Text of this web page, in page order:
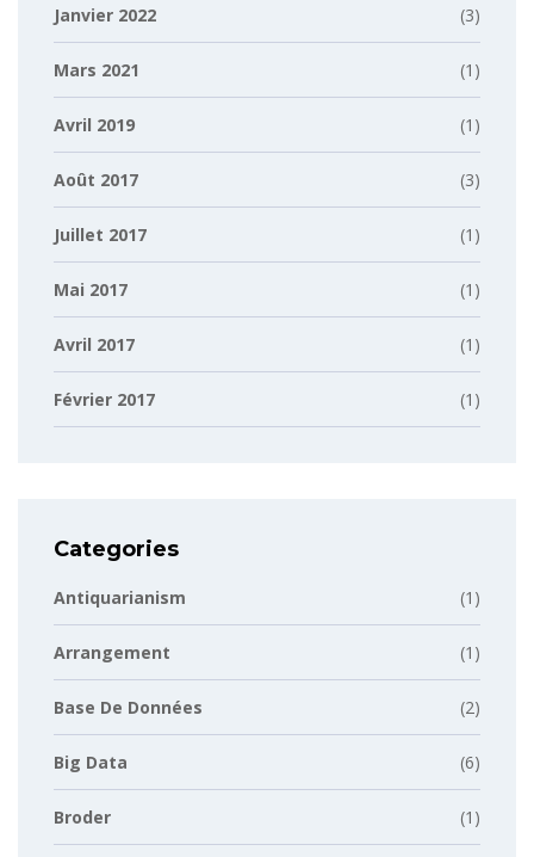
Janvier 2022 (3)
Mars 2021 (1)
Avril 2019 (1)
Août 2017 (3)
Juillet 2017 (1)
Mai 2017 (1)
Avril 2017 (1)
Février 2017 (1)
Categories
Antiquarianism (1)
Arrangement (1)
Base De Données (2)
Big Data (6)
Broder (1)